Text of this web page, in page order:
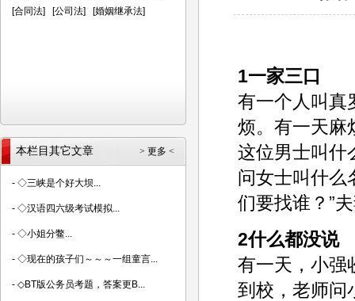
1一家三口
有一个人叫真
烦。有一天麻
这位男士叫什
问女士叫什么
们要找谁？”
2什么都没说
有一天，小强
到校，老师问
[合同法] [公司法] [婚姻继承法]
> 更多 <
本栏目其它文章
- ◇三峡是个好大坝...
- ◇汉语四六级考试模拟...
- ◇小姐分鳖...
- ◇现在的孩子们～～～一组童言...
- ◇BT版公务员考题，答案更B...